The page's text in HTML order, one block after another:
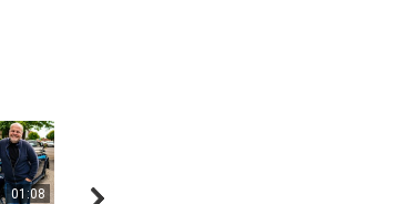
01:08